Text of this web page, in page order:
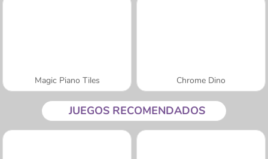
Magic Piano Tiles Chrome Dino
JUEGOS RECOMENDADOS